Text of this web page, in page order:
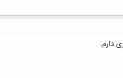
دارم.